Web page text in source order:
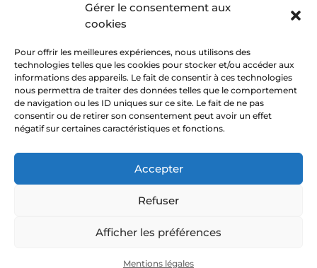
Gérer le consentement aux
cookies
Pour offrir les meilleures expériences, nous utilisons des
technologies telles que les cookies pour stocker et/ou accéder aux
informations des appareils. Le fait de consentir à ces technologies
nous permettra de traiter des données telles que le comportement
de navigation ou les ID uniques sur ce site. Le fait de ne pas
consentir ou de retirer son consentement peut avoir un effet
négatif sur certaines caractéristiques et fonctions.
Accepter
Refuser
Afficher les préférences
Mentions légales

RÉSERVÉS. –MENTIONS LÉGALES